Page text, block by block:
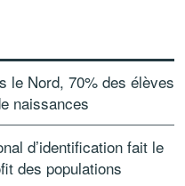
le Nord, 70% des élèves
naissances
d’identification fait le
des populations